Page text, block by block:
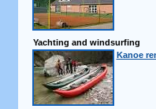
Yachting and windsurfing
Kanoe